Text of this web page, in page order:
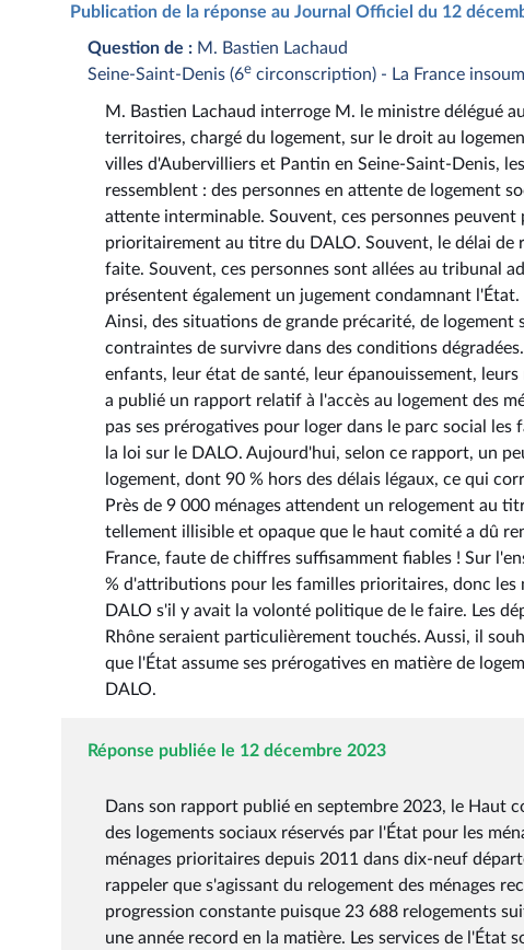
Publication de la réponse au Journal Officiel du 12
Question de : M. Bastien Lachaud
Seine-Saint-Denis (6e circonscription) - La France
M. Bastien Lachaud interroge M. le ministre délégué
territoires, chargé du logement, sur le droit au
villes d'Aubervilliers et Pantin en Seine-Saint-Denis,
ressemblent : des personnes en attente de logement
attente interminable. Souvent, ces personnes
prioritairement au titre du DALO. Souvent, le délai
faite. Souvent, ces personnes sont allées au tribunal
présentent également un jugement condamnant
Ainsi, des situations de grande précarité, de
contraintes de survivre dans des conditions
enfants, leur état de santé, leur épanouissement,
a publié un rapport relatif à l'accès au logement des
pas ses prérogatives pour loger dans le parc social
la loi sur le DALO. Aujourd'hui, selon ce rapport, un
logement, dont 90 % hors des délais légaux, ce qui
Près de 9 000 ménages attendent un relogement au
tellement illisible et opaque que le haut comité a dû
France, faute de chiffres suffisamment fiables ! Sur
% d'attributions pour les familles prioritaires, donc
DALO s'il y avait la volonté politique de le faire. Les
Rhône seraient particulièrement touchés. Aussi, il
que l'État assume ses prérogatives en matière de
DALO.
Réponse publiée le 12 décembre 2023
Dans son rapport publié en septembre 2023, le Haut
des logements sociaux réservés par l'État pour les
ménages prioritaires depuis 2011 dans dix­-neuf
rappeler que s'agissant du relogement des ménages
progression constante puisque 23 688 relogements
une année record en la matière. Les services de